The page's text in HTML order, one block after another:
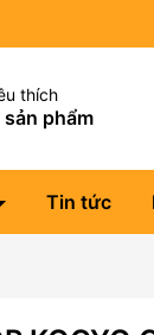
thích
sản phẩm
Tin tức